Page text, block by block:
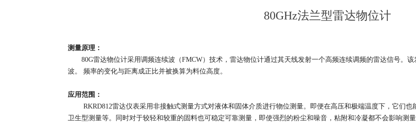
80GHz法兰型雷达物位计
测量原理：
80G雷达物位计采用调频连续波（FMCW）技术，雷达物位计通过其天线发射一个高频连续调频的雷达信号。该
波。 频率的变化与距离成正比并被换算为料位高度。
应用范围：
RKRD812雷达仪表采用非接触式测量方式对液体和固体介质进行物位测量。即便在高压和极端温度下，它们也
卫生型测量等。同时对于较轻和较重的固料也可稳定可靠测量，即使强烈的粉尘和噪音，粘附和冷凝都不会影响测量